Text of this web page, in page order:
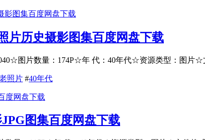
片历史摄影图集百度网盘下载
图片数量：174P☆年 代：40年代☆资源类型：图片☆
照片 #40年代
图集百度网盘下载